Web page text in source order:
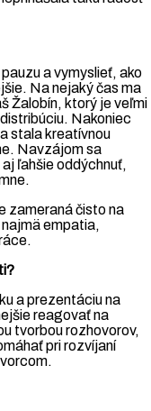
a vymyslieť, ako
Na nejaký čas ma
Žalobín, ktorý je veľmi
Nakoniec
stala kreatívnou
Navzájom sa
ľahšie oddýchnuť,
zameraná čisto na
empatia,
a prezentáciu na
reagovať na
tvorbou rozhovorov,
pri rozvíjaní